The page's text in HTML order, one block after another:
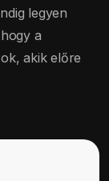
legyen
a
akik előre